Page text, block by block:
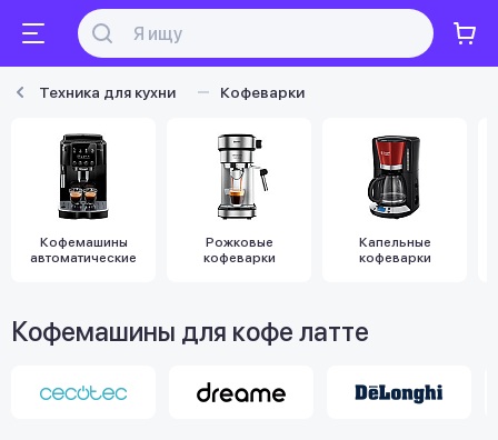
Техника для кухни Кофеварки
Кофемашины
автоматические
Рожковые
кофеварки
Капельные
кофеварки
Кофемашины для кофе латте